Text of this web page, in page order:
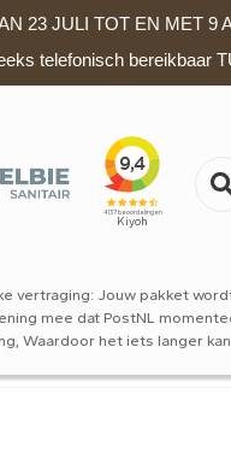
23 JULI TOT EN MET 9
telefonisch bereikbaar
vertraging: Jouw pakket
mee dat PostNL
Waardoor het iets langer